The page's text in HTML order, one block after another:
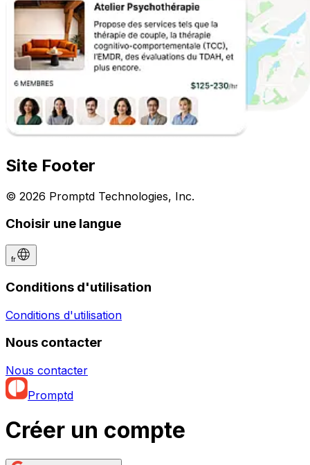
Site Footer
© 2026 Promptd Technologies, Inc.
Choisir une langue
fr
Conditions d'utilisation
Conditions d'utilisation
Nous contacter
Nous contacter
Promptd
Créer un compte